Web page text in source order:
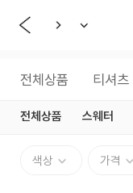
전체상품 티셔츠
전체상품 스웨터
색상 가격